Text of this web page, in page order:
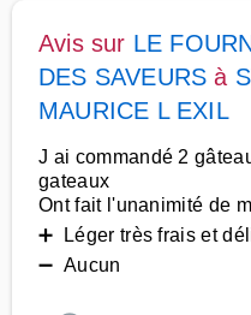
Avis sur LE
DES SAVEURS à
MAURICE L EXIL
J ai commandé 2
gateaux
Ont fait l'unanimité de
➕ Léger très frais et
➖ Aucun